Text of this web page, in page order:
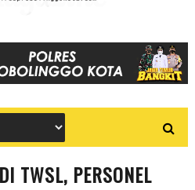
TWSL, PERSONEL